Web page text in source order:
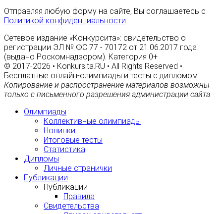
Отправляя любую форму на сайте, Вы соглашаетесь с
Политикой конфиденциальности
Сетевое издание «Конкурсита»: свидетельство о
регистрации ЭЛ № ФС 77 - 70172 от 21.06.2017 года
(выдано Роскомнадзором). Категория 0+
© 2017-2026 • Konkursita.RU • All Rights Reserved •
Бесплатные онлайн-олимпиады и тесты с дипломом
Копирование и распространение материалов возможны
только с письменного разрешения администрации сайта
Олимпиады
Коллективные олимпиады
Новинки
Итоговые тесты
Статистика
Дипломы
Личные странички
Публикации
Публикации
Правила
Свидетельства